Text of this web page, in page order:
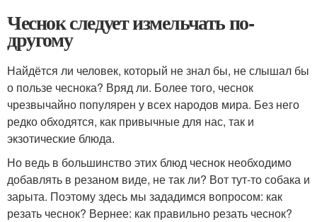
Чеснок следует измельчать по-
другому
Найдётся ли человек, который не знал бы, не слышал бы
о пользе чеснока? Вряд ли. Более того, чеснок
чрезвычайно популярен у всех народов мира. Без него
редко обходятся, как привычные для нас, так и
экзотические блюда.
Но ведь в большинство этих блюд чеснок необходимо
добавлять в резаном виде, не так ли? Вот тут-то собака и
зарыта. Поэтому здесь мы зададимся вопросом: как
резать чеснок? Вернее: как правильно резать чеснок?